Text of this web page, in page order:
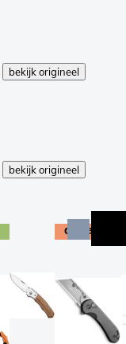
bekijk origineel
bekijk origineel
actie